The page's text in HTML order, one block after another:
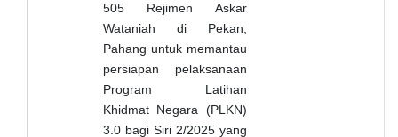
505 Rejimen Askar
Wataniah di Pekan,
Pahang untuk memantau
persiapan pelaksanaan
Program Latihan
Khidmat Negara (PLKN)
3.0 bagi Siri 2/2025 yang